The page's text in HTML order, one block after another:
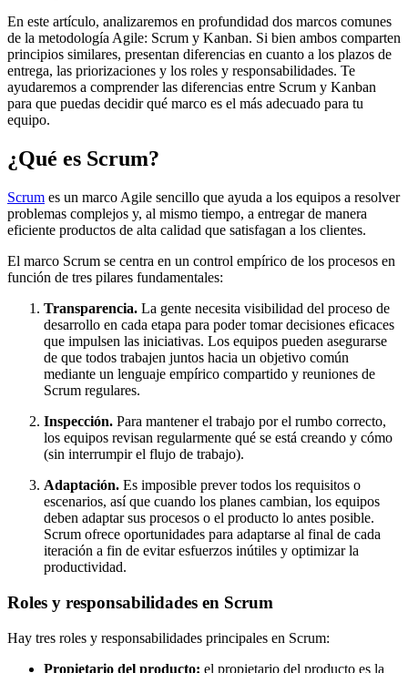
En este artículo, analizaremos en profundidad dos marcos comunes
de la metodología Agile: Scrum y Kanban. Si bien ambos comparten
principios similares, presentan diferencias en cuanto a los plazos de
entrega, las priorizaciones y los roles y responsabilidades. Te
ayudaremos a comprender las diferencias entre Scrum y Kanban
para que puedas decidir qué marco es el más adecuado para tu
equipo.
¿Qué es Scrum?
Scrum es un marco Agile sencillo que ayuda a los equipos a resolver
problemas complejos y, al mismo tiempo, a entregar de manera
eficiente productos de alta calidad que satisfagan a los clientes.
El marco Scrum se centra en un control empírico de los procesos en
función de tres pilares fundamentales:
Transparencia. La gente necesita visibilidad del proceso de
desarrollo en cada etapa para poder tomar decisiones eficaces
que impulsen las iniciativas. Los equipos pueden asegurarse
de que todos trabajen juntos hacia un objetivo común
mediante un lenguaje empírico compartido y reuniones de
Scrum regulares.
Inspección. Para mantener el trabajo por el rumbo correcto,
los equipos revisan regularmente qué se está creando y cómo
(sin interrumpir el flujo de trabajo).
Adaptación. Es imposible prever todos los requisitos o
escenarios, así que cuando los planes cambian, los equipos
deben adaptar sus procesos o el producto lo antes posible.
Scrum ofrece oportunidades para adaptarse al final de cada
iteración a fin de evitar esfuerzos inútiles y optimizar la
productividad.
Roles y responsabilidades en Scrum
Hay tres roles y responsabilidades principales en Scrum:
Propietario del producto: el propietario del producto es la